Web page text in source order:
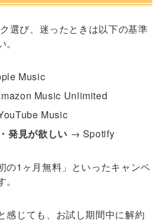
選び、迷ったときは以下の基準
Music
Music Unlimited
Music
発見が欲しい → Spotify
の1ヶ月無料」といったキャンペ
感じても、お試し期間中に解約